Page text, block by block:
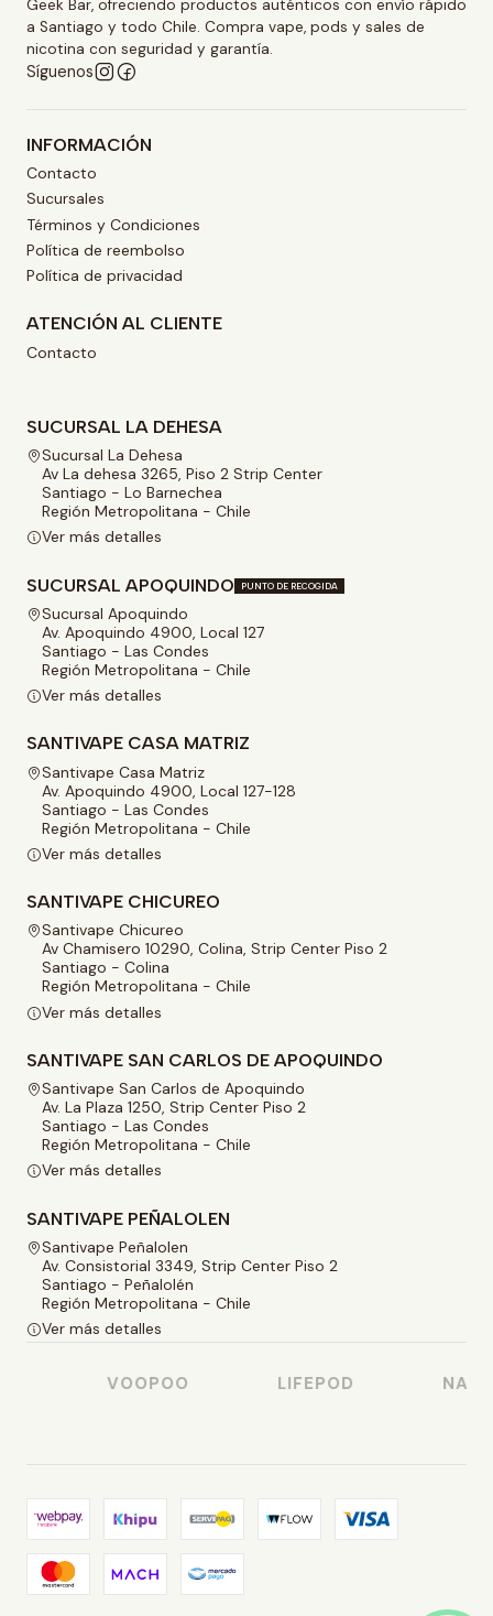
Geek Bar, ofreciendo productos auténticos con envío rápido
a Santiago y todo Chile. Compra vape, pods y sales de
nicotina con seguridad y garantía.
Síguenos
INFORMACIÓN
Contacto
Sucursales
Términos y Condiciones
Política de reembolso
Política de privacidad
ATENCIÓN AL CLIENTE
Contacto
SUCURSAL LA DEHESA
Sucursal La Dehesa
Av La dehesa 3265, Piso 2 Strip Center
Santiago - Lo Barnechea
Región Metropolitana - Chile
Ver más detalles
SUCURSAL APOQUINDO PUNTO DE RECOGIDA
Sucursal Apoquindo
Av. Apoquindo 4900, Local 127
Santiago - Las Condes
Región Metropolitana - Chile
Ver más detalles
SANTIVAPE CASA MATRIZ
Santivape Casa Matriz
Av. Apoquindo 4900, Local 127-128
Santiago - Las Condes
Región Metropolitana - Chile
Ver más detalles
SANTIVAPE CHICUREO
Santivape Chicureo
Av Chamisero 10290, Colina, Strip Center Piso 2
Santiago - Colina
Región Metropolitana - Chile
Ver más detalles
SANTIVAPE SAN CARLOS DE APOQUINDO
Santivape San Carlos de Apoquindo
Av. La Plaza 1250, Strip Center Piso 2
Santiago - Las Condes
Región Metropolitana - Chile
Ver más detalles
SANTIVAPE PEÑALOLEN
Santivape Peñalolen
Av. Consistorial 3349, Strip Center Piso 2
Santiago - Peñalolén
Región Metropolitana - Chile
Ver más detalles
VOOPOO LIFEPOD